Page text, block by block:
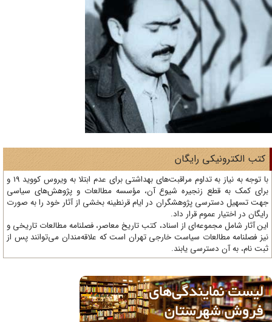
الکترونیکی رایگان
با توجه به نیاز به تداوم مراقبت‌های بهداشتی برای عدم ابتلا به ویروس کووید 19 و
کمک به قطع زنجیره شیوع آن، مؤسسه مطالعات و پژوهش‌های سیاسی
تسهیل دسترسی پژوهشگران در ایام قرنطینه بخشی از آثار خود را به صورت
در اختیار عموم قرار داد.
آثار شامل مجموعه‌ای از اسناد، کتب تاریخ معاصر، فصلنامه‌ مطالعات تاریخی و
فصلنامه مطالعات سیاست خارجی تهران است که علاقه‌مندان می‌توانند پس از
نام، به آن دسترسی یابند.